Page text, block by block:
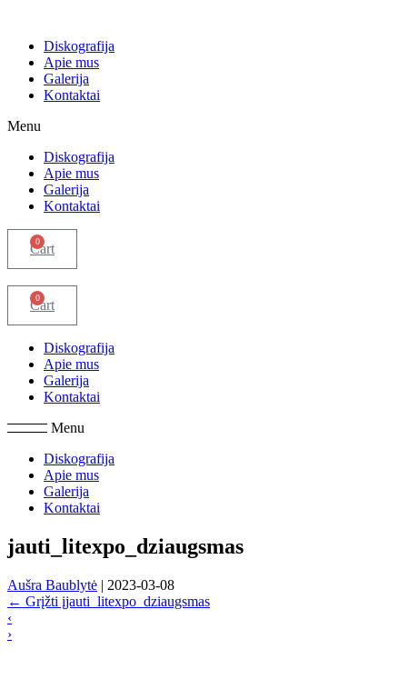
turinio Diskografija
Apie mus
Galerija
Kontaktai
Menu
Diskografija
Apie mus
Galerija
Kontaktai
0
Cart
0
Cart
Diskografija
Apie mus
Galerija
Kontaktai
Menu
Diskografija
Apie mus
Galerija
Kontaktai
jauti_litexpo_dziaugsmas
Aušra Baublytė | 2023-03-08
← Grįžti įjauti_litexpo_dziaugsmas
‹
›